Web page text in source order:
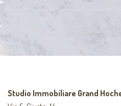
Studio Immobiliare Grand